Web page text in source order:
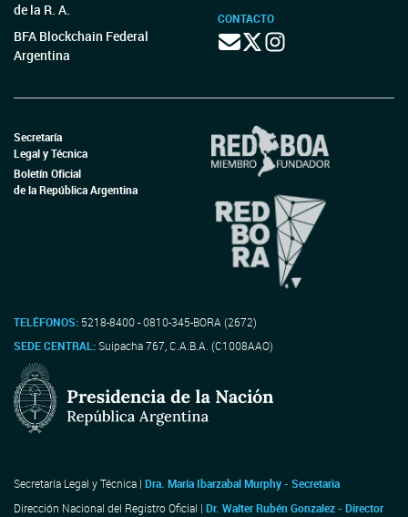
de la R. A.
BFA Blockchain Federal
Argentina
CONTACTO
Secretaría
Legal y Técnica
Boletín Oficial
de la República Argentina
TELÉFONOS: 5218-8400 - 0810-345-BORA (2672)
SEDE CENTRAL:Suipacha 767, C.A.B.A. (C1008AAO)
Secretaría Legal y Técnica | Dra. María Ibarzabal Murphy - Secretaria
Dirección Nacional del Registro Oficial | Dr. Walter Rubén Gonzalez - Director